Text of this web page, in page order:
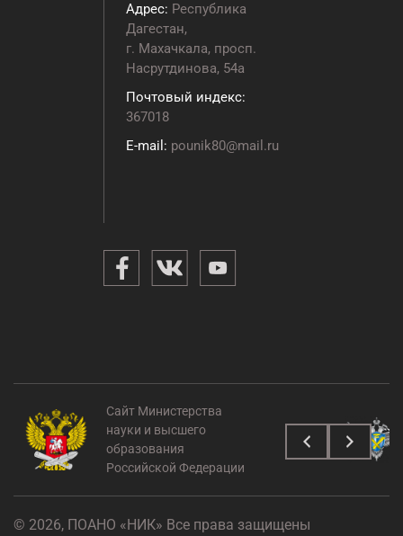
Адрес: Республика
Дагестан,
г. Махачкала, просп.
Насрутдинова, 54а
Почтовый индекс:
367018
E-mail: pounik80@mail.ru
Сайт Министерства
науки и высшего
образования
Российской Федерации
© 2026, ПОАНО «НИК» Все права защищены